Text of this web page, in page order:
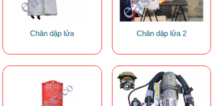
Chăn dập lửa Chăn dập lửa 2